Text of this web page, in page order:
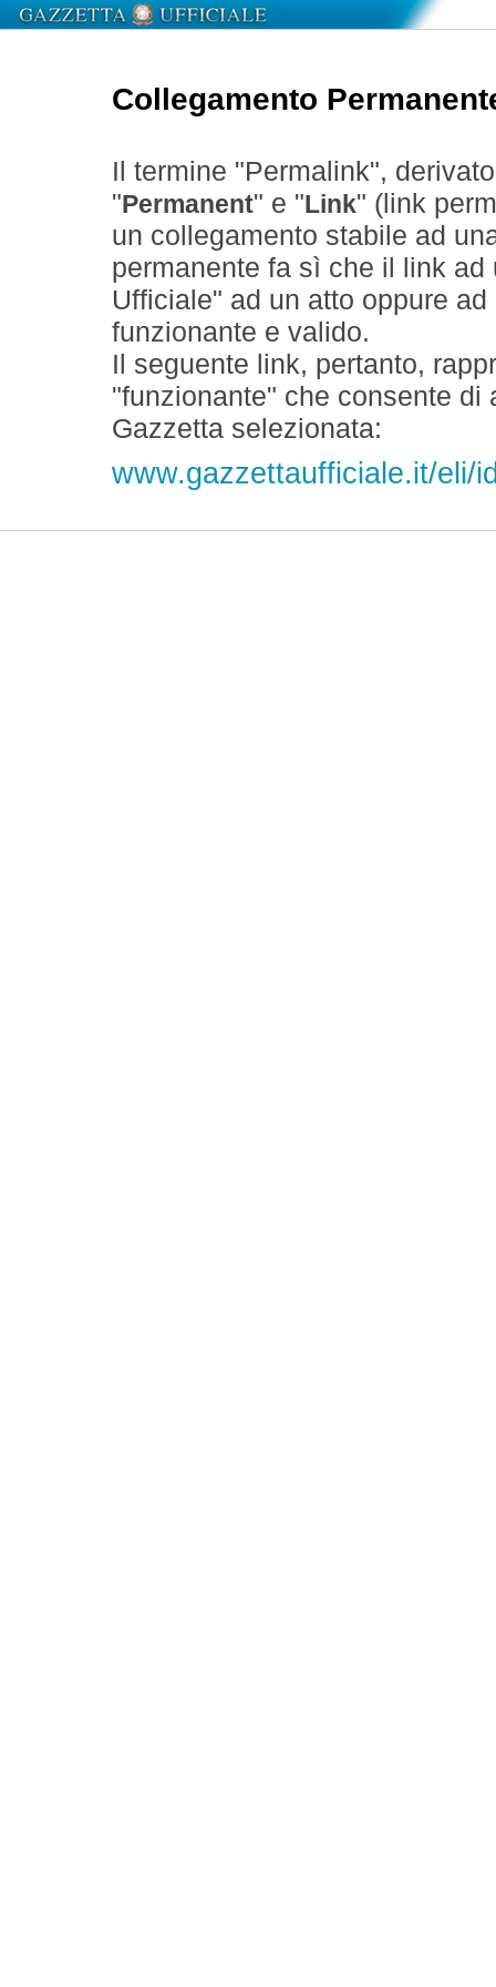
Collegamento
Il termine "Permalink",
" Permanent" e " Link" (link
un collegamento stabile ad
permanente fa sì che il link
Ufficiale" ad un atto oppure
funzionante e valido.
Il seguente link, pertanto,
"funzionante" che consente
Gazzetta selezionata:
www.gazzettaufficiale.it/eli/